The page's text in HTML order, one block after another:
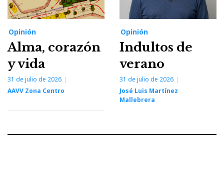
Opinión
Alma, corazón
y vida
31 de julio de 2026
AAVV Zona Centro
Opinión
Indultos de
verano
31 de julio de 2026
José Luis Martínez
Mallebrera